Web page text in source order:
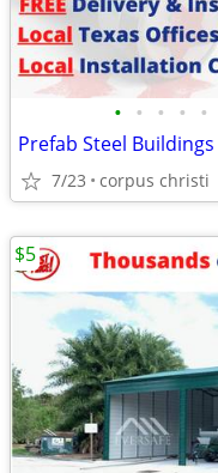
• • • • •
Prefab Steel
7/23 corpus christi
$5